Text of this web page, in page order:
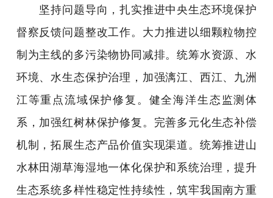
坚持问题导向，扎实推进中央生态环境保护
督察反馈问题整改工作。大力推进以细颗粒物控
制为主线的多污染物协同减排。统筹水资源、水
环境、水生态保护治理，加强漓江、西江、九洲
江等重点流域保护修复。健全海洋生态监测体
系，加强红树林保护修复。完善多元化生态补偿
机制，拓展生态产品价值实现渠道。统筹推进山
水林田湖草海湿地一体化保护和系统治理，提升
生态系统多样性稳定性持续性，筑牢我国南方重